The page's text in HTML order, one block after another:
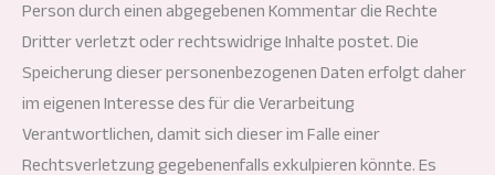
Person durch einen abgegebenen Kommentar die Rechte
Dritter verletzt oder rechtswidrige Inhalte postet. Die
Speicherung dieser personenbezogenen Daten erfolgt daher
im eigenen Interesse des für die Verarbeitung
Verantwortlichen, damit sich dieser im Falle einer
Rechtsverletzung gegebenenfalls exkulpieren könnte. Es